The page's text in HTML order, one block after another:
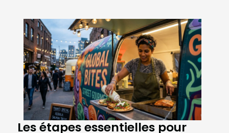
Les étapes essentielles pour